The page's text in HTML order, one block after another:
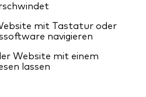
mit Tastatur oder
navigieren
Website mit einem
lassen